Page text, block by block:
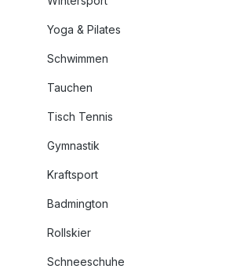
Yoga & Pilates
Schwimmen
Tauchen
Tisch Tennis
Gymnastik
Kraftsport
Badmington
Rollskier
Schneeschuhe